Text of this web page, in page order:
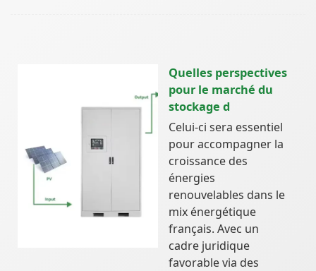
Quelles perspectives
pour le marché du
stockage d
Celui-ci sera essentiel
pour accompagner la
croissance des
énergies
renouvelables dans le
mix énergétique
français. Avec un
cadre juridique
favorable via des